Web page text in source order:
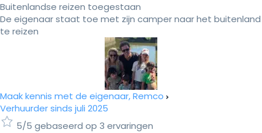
Buitenlandse reizen toegestaan
De eigenaar staat toe met zijn camper naar het buitenland
te reizen
Maak kennis met de eigenaar, Remco
Verhuurder sinds juli 2025
5/5 gebaseerd op 3 ervaringen